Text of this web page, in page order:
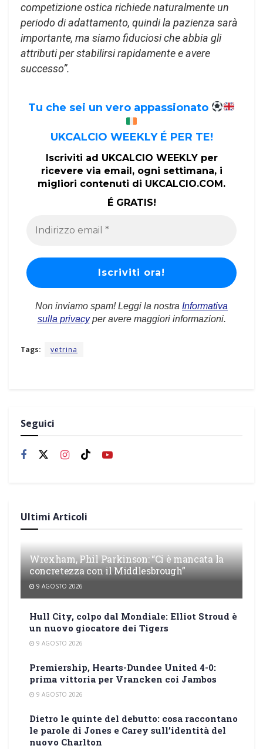
competizione ostica richiede naturalmente un
periodo di adattamento, quindi la pazienza sarà
importante, ma siamo fiduciosi che abbia gli
attributi per stabilirsi rapidamente e avere
successo”.
Tu che sei un vero appassionato
UKCALCIO WEEKLY É PER TE!
Iscriviti ad UKCALCIO WEEKLY per
ricevere via email, ogni settimana, i
migliori contenuti di UKCALCIO.COM.
É GRATIS!
Non inviamo spam! Leggi la nostra Informativa
sulla privacyper avere maggiori informazioni.
Tags: vetrina
Seguici
Ultimi Articoli
Wrexham, Phil Parkinson: “Ci è mancata la
concretezza con il Middlesbrough”
9 AGOSTO 2026
Hull City, colpo dal Mondiale: Elliot Stroud è
un nuovo giocatore dei Tigers
9 AGOSTO 2026
Premiership, Hearts-Dundee United 4-0:
prima vittoria per Vrancken coi Jambos
9 AGOSTO 2026
Dietro le quinte del debutto: cosa raccontano
le parole di Jones e Carey sull’identità del
nuovo Charlton